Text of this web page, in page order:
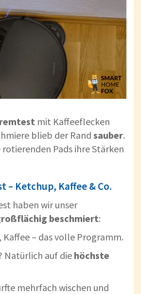
mit Kaffeeflecken
blieb der Rand sauber.
Pads ihre Stärken
– Ketchup, Kaffee & Co.
haben wir unser
beschmiert:
Kaffee – das volle Programm.
Natürlich auf die höchste
mehrfach wischen und